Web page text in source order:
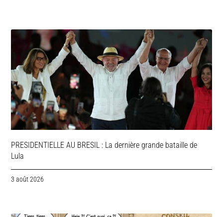
PRESIDENTIELLE AU BRESIL : La dernière grande bataille de
Lula
3 août 2026